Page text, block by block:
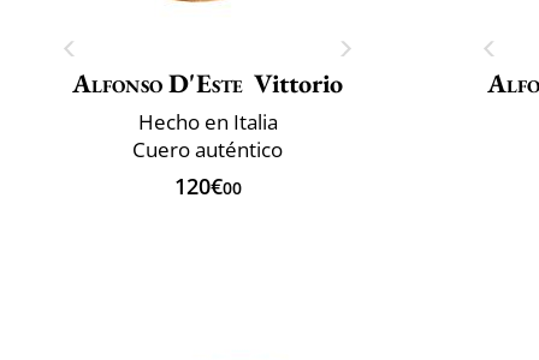
Alfonso D'Este Vittorio
Hecho en Italia
Cuero auténtico
120€00